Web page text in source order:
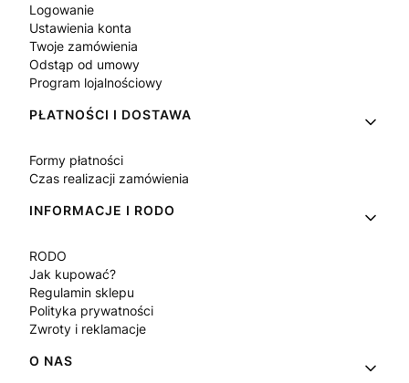
Logowanie
Ustawienia konta
Twoje zamówienia
Odstąp od umowy
Program lojalnościowy
PŁATNOŚCI I DOSTAWA
Formy płatności
Czas realizacji zamówienia
INFORMACJE I RODO
RODO
Jak kupować?
Regulamin sklepu
Polityka prywatności
Zwroty i reklamacje
O NAS